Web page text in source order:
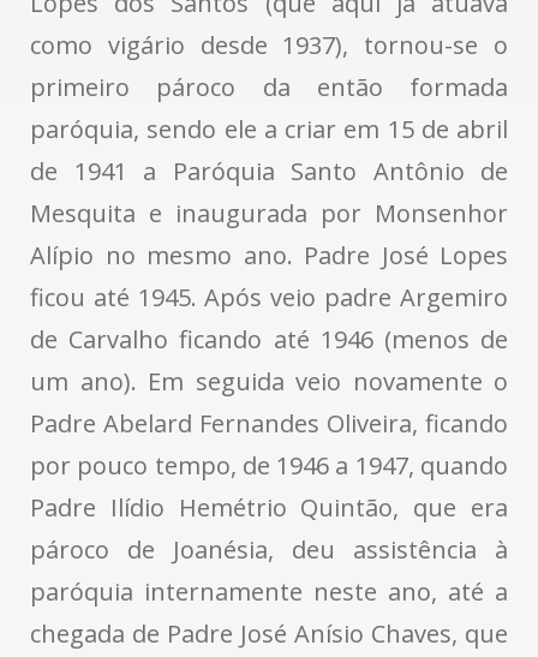
como vigário desde 1937), tornou-se o
primeiro pároco da então formada
paróquia, sendo ele a criar em 15 de abril
de 1941 a Paróquia Santo Antônio de
Mesquita e inaugurada por Monsenhor
Alípio no mesmo ano. Padre José Lopes
ficou até 1945. Após veio padre Argemiro
de Carvalho ficando até 1946 (menos de
um ano). Em seguida veio novamente o
Padre Abelard Fernandes Oliveira, ficando
por pouco tempo, de 1946 a 1947, quando
Padre Ilídio Hemétrio Quintão, que era
pároco de Joanésia, deu assistência à
paróquia internamente neste ano, até a
chegada de Padre José Anísio Chaves, que